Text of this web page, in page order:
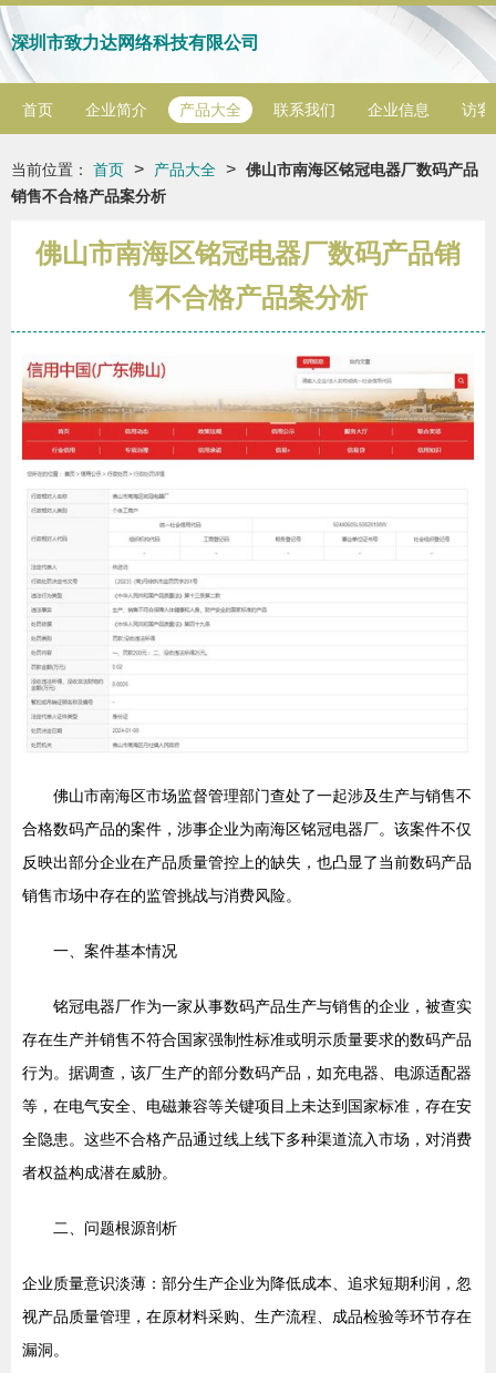
深圳市致力达网络科技有限公司
首页 企业简介 产品大全 联系我们 企业信息 访客
当前位置： 首页 > 产品大全 > 佛山市南海区铭冠电器厂数码产品
销售不合格产品案分析
佛山市南海区铭冠电器厂数码产品销
售不合格产品案分析
佛山市南海区市场监督管理部门查处了一起涉及生产与销售不
合格数码产品的案件，涉事企业为南海区铭冠电器厂。该案件不仅
反映出部分企业在产品质量管控上的缺失，也凸显了当前数码产品
销售市场中存在的监管挑战与消费风险。
一、案件基本情况
铭冠电器厂作为一家从事数码产品生产与销售的企业，被查实
存在生产并销售不符合国家强制性标准或明示质量要求的数码产品
行为。据调查，该厂生产的部分数码产品，如充电器、电源适配器
等，在电气安全、电磁兼容等关键项目上未达到国家标准，存在安
全隐患。这些不合格产品通过线上线下多种渠道流入市场，对消费
者权益构成潜在威胁。
二、问题根源剖析
企业质量意识淡薄：部分生产企业为降低成本、追求短期利润，忽
视产品质量管理，在原材料采购、生产流程、成品检验等环节存在
漏洞。